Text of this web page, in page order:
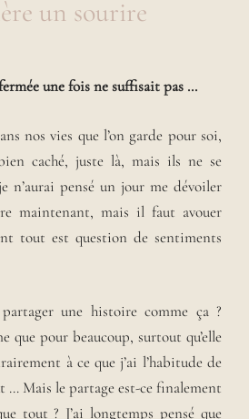
un sourire
une fois ne suffisait pas …
nos vies que l’on garde pour soi,
caché, juste là, mais ils ne se
n’aurai pensé un jour me dévoiler
maintenant, mais il faut avouer
tout est question de sentiments
une histoire comme ça ?
que pour beaucoup, surtout qu’elle
à ce que j’ai l’habitude de
… Mais le partage est-ce finalement
tout ? J’ai longtemps pensé que